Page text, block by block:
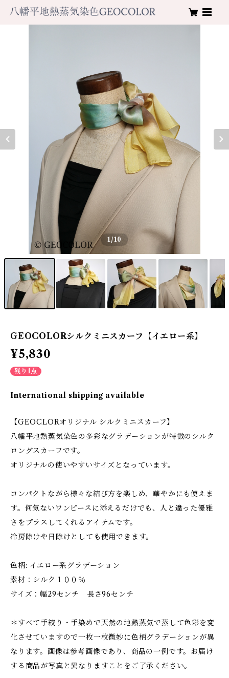
1/10
GEOCOLORシルクミニスカーフ【イエロー系】
¥5,830
残り1点
International shipping available
【GEOCLORオリジナル シルクミニスカーフ】
八幡平地熱蒸気染色の多彩なグラデーションが特徴のシルク
ロングスカーフです。
オリジナルの使いやすいサイズとなっています。
コンパクトながら様々な結び方を楽しめ、華やかにも使えま
す。何気ないワンピースに添えるだけでも、人と違った優雅
さをプラスしてくれるアイテムです。
冷房除けや日除けとしても使用できます。
色柄: イエロー系グラデーション
素材：シルク１００％
サイズ：幅29センチ 長さ96センチ
＊すべて手絞り・手染めで天然の地熱蒸気で蒸して色彩を変
化させていますので一枚一枚微妙に色柄グラデーションが異
なります。画像は参考画像であり、商品の一例です。お届け
する商品が写真と異なりますことをご了承ください。